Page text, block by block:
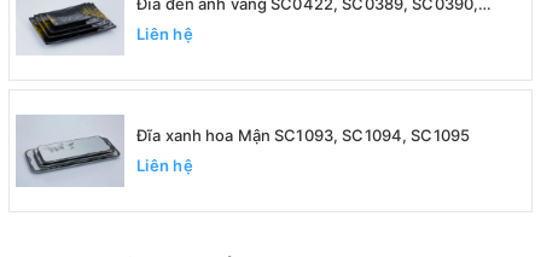
SC0391
Liên hệ
Đĩa xanh hoa Mận SC1093, SC1094, SC1095
Liên hệ